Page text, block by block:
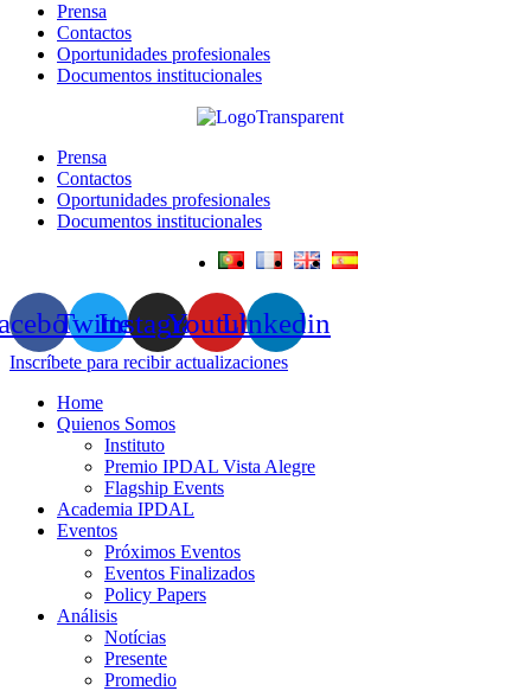
Prensa
Contactos
Oportunidades profesionales
Documentos institucionales
Prensa
Contactos
Oportunidades profesionales
Documentos institucionales
TwitterInstagramYoutubeLinkedin
Inscríbete para recibir actualizaciones
Home
Quienos Somos
Instituto
Premio IPDAL Vista Alegre
Flagship Events
Academia IPDAL
Eventos
Próximos Eventos
Eventos Finalizados
Policy Papers
Análisis
Notícias
Presente
Promedio